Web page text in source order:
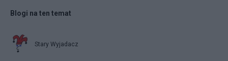
Blogi na ten temat
Stary Wyjadacz